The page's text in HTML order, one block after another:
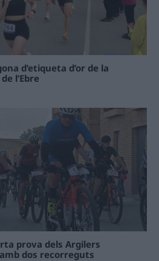
d’etiqueta d’or de la
l’Ebre
prova dels Argilers
dos recorreguts